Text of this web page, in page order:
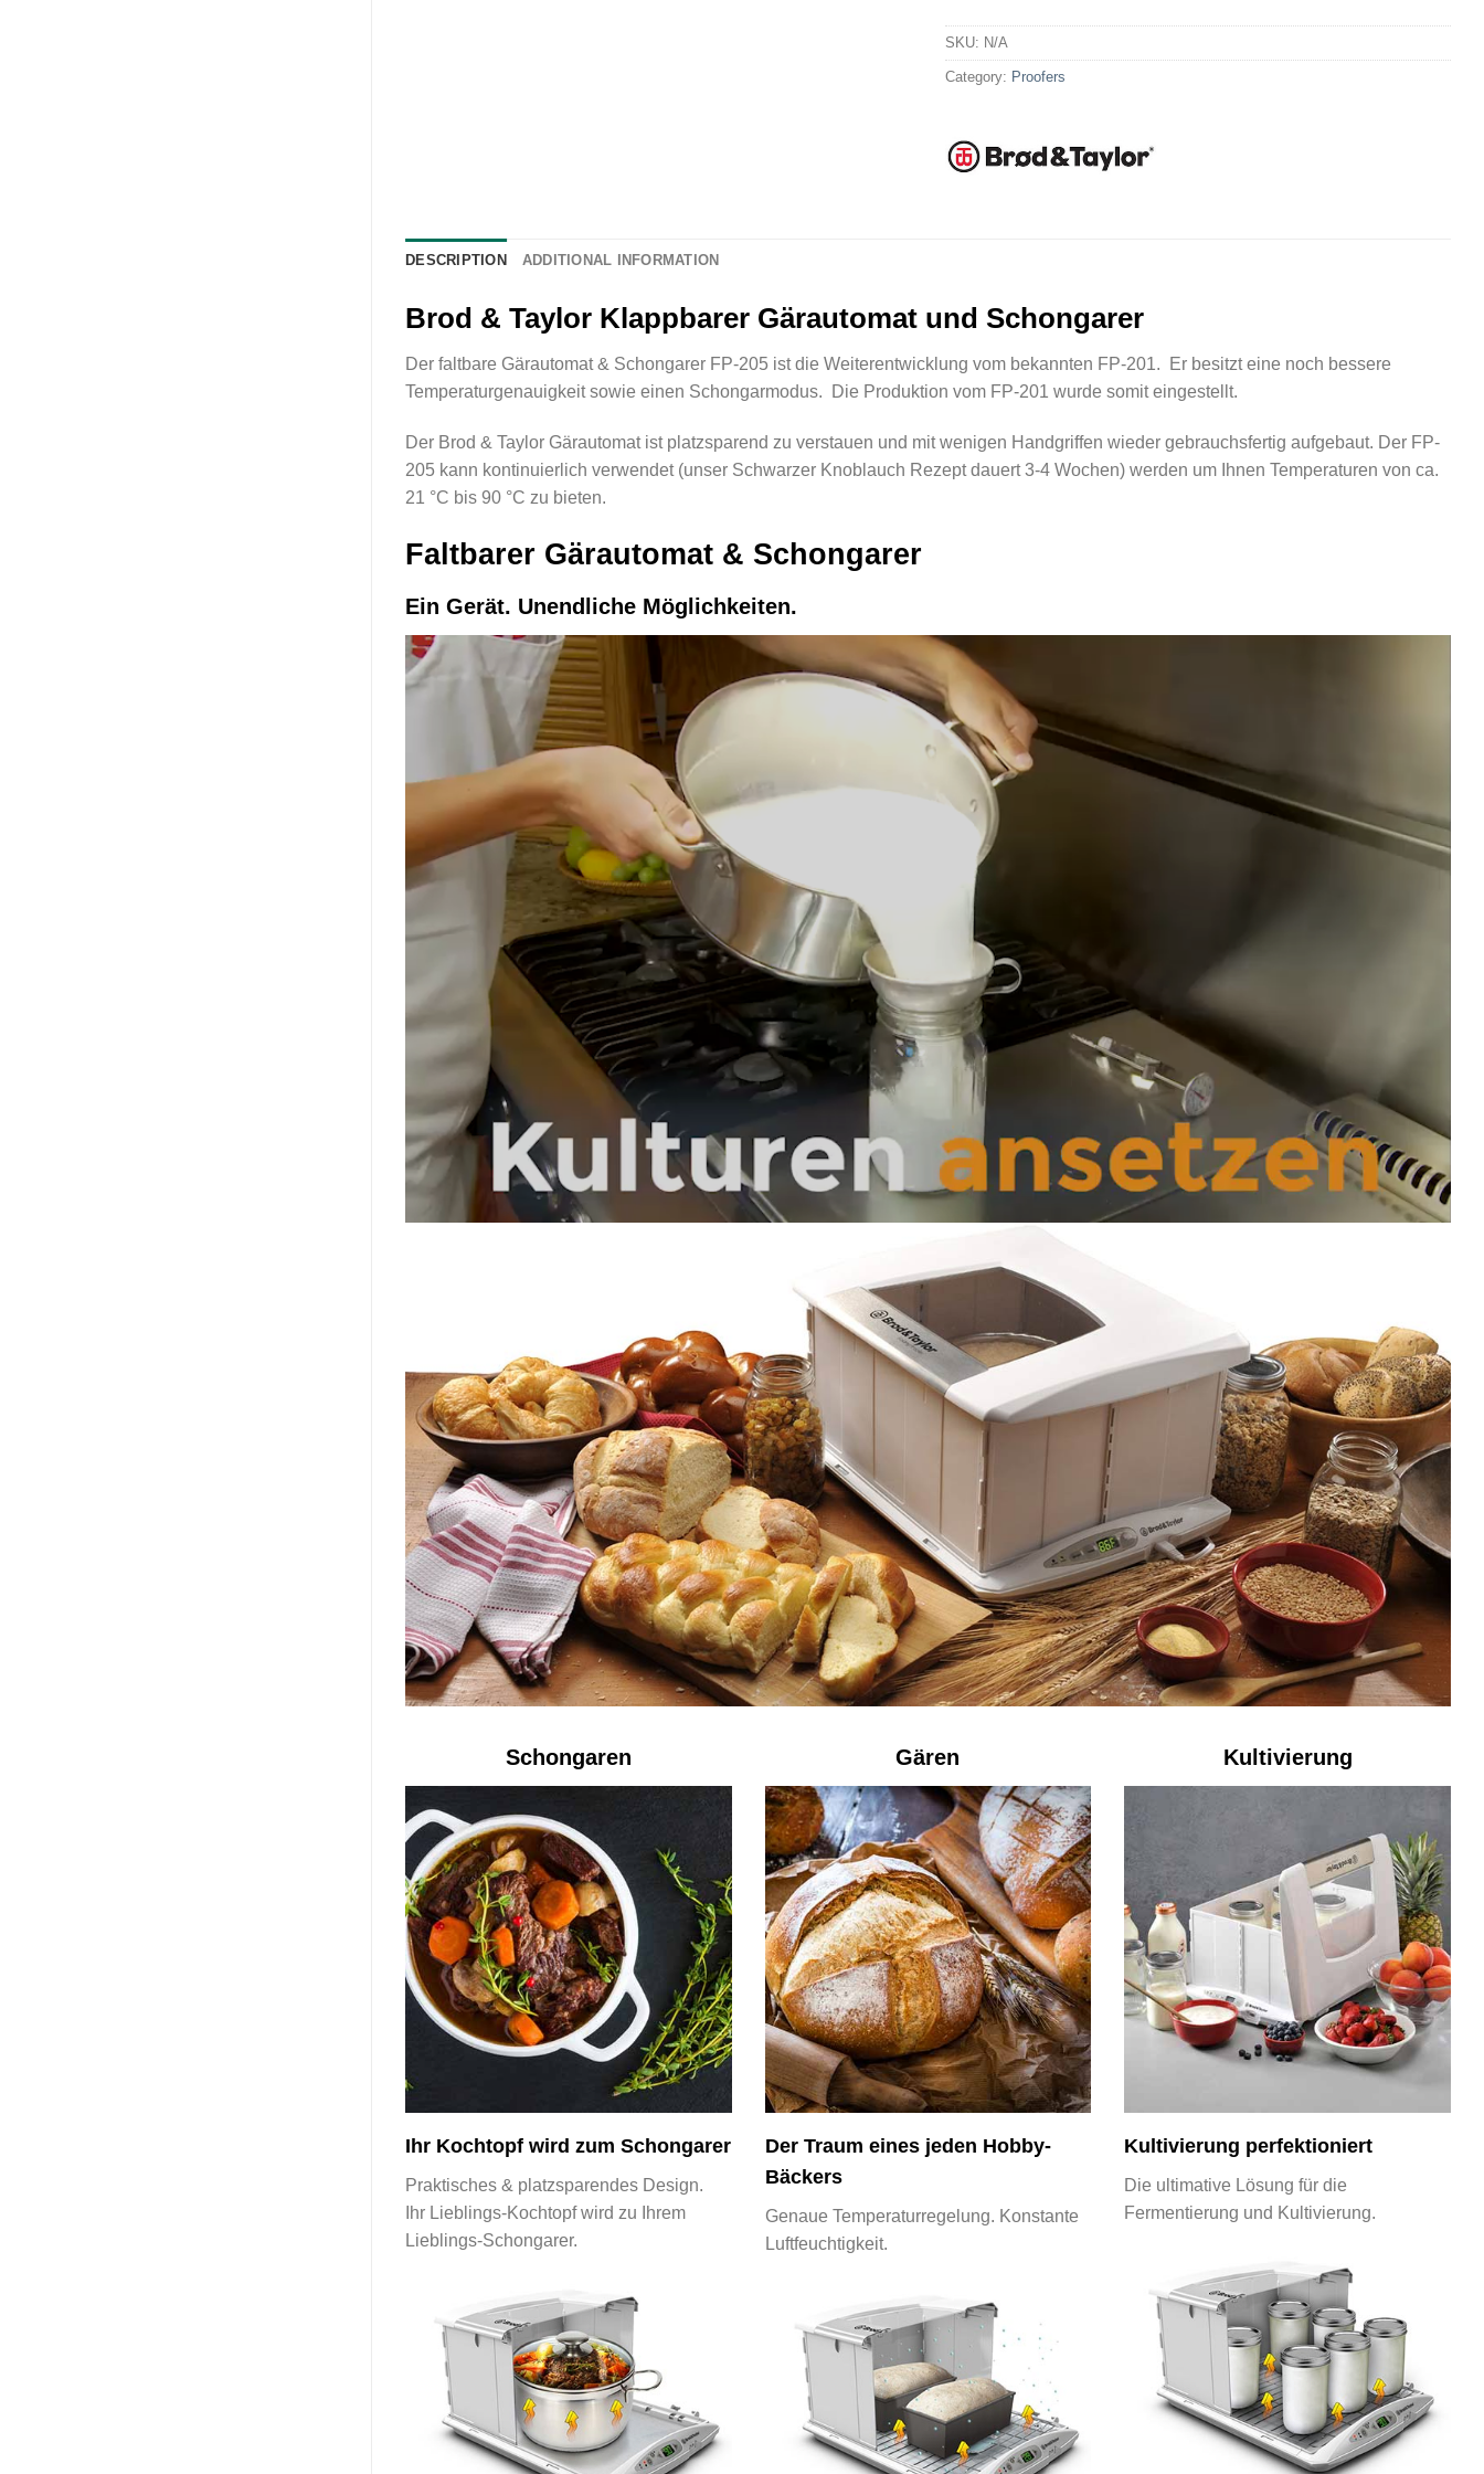
SKU: N/A
Category: Proofers
DESCRIPTION ADDITIONAL INFORMATION
Brod & Taylor Klappbarer Gärautomat und Schongarer
Der faltbare Gärautomat & Schongarer FP-205 ist die Weiterentwicklung vom bekannten FP-201. Er besitzt eine noch bessere
Temperaturgenauigkeit sowie einen Schongarmodus. Die Produktion vom FP-201 wurde somit eingestellt.
Der Brod & Taylor Gärautomat ist platzsparend zu verstauen und mit wenigen Handgriffen wieder gebrauchsfertig aufgebaut. Der FP-
205 kann kontinuierlich verwendet (unser Schwarzer Knoblauch Rezept dauert 3-4 Wochen) werden um Ihnen Temperaturen von ca.
21 °C bis 90 °C zu bieten.
Faltbarer Gärautomat & Schongarer
Ein Gerät. Unendliche Möglichkeiten.
Schongaren
Ihr Kochtopf wird zum Schongarer
Praktisches & platzsparendes Design.
Ihr Lieblings-Kochtopf wird zu Ihrem
Lieblings-Schongarer.
Gären
Der Traum eines jeden Hobby-
Bäckers
Genaue Temperaturregelung. Konstante
Luftfeuchtigkeit.
Kultivierung
Kultivierung perfektioniert
Die ultimative Lösung für die
Fermentierung und Kultivierung.